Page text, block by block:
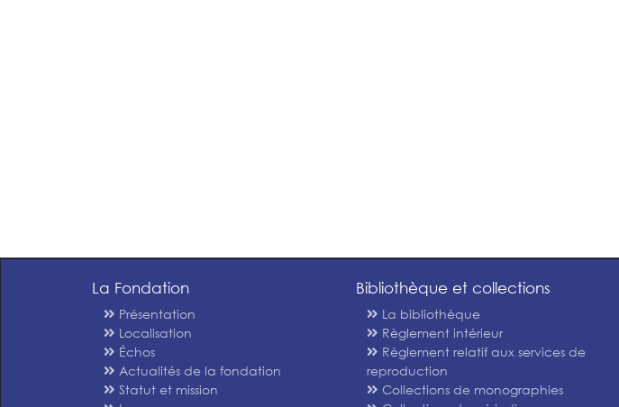
La Fondation
Présentation
Localisation
Échos
Actualités de la fondation
Statut et mission
Bibliothèque et collections
La bibliothèque
Règlement intérieur
Règlement relatif aux services de
reproduction
Collections de monographies